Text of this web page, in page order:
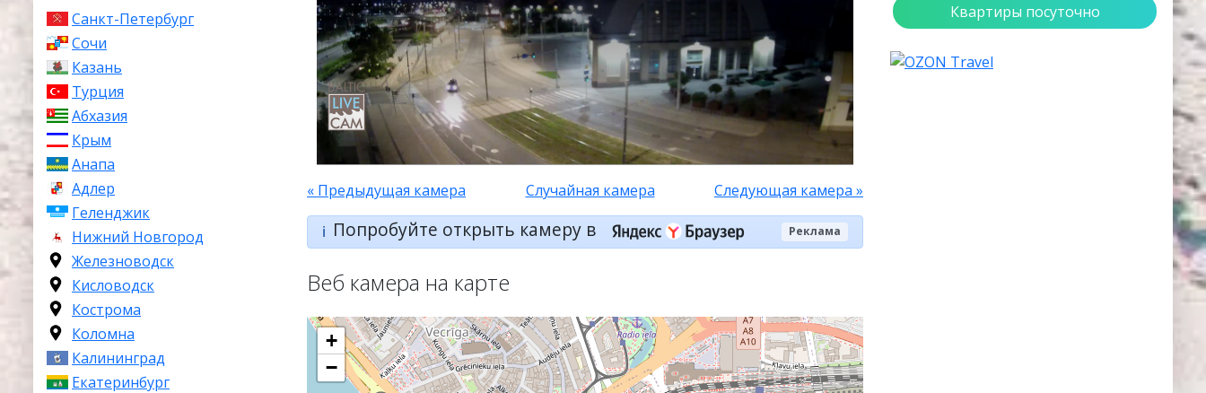
Санкт-Петербург
Сочи
Казань
Турция
Абхазия
Крым
Анапа
Адлер
Геленджик
Нижний Новгород
Железноводск
Кисловодск
Кострома
Коломна
Калининград
Екатеринбург
« Предыдущая камера Случайная камера Следующая камера »
ℹ️ Попробуйте открыть камеру в Реклама
Веб камера на карте
+
−
Квартиры посуточно